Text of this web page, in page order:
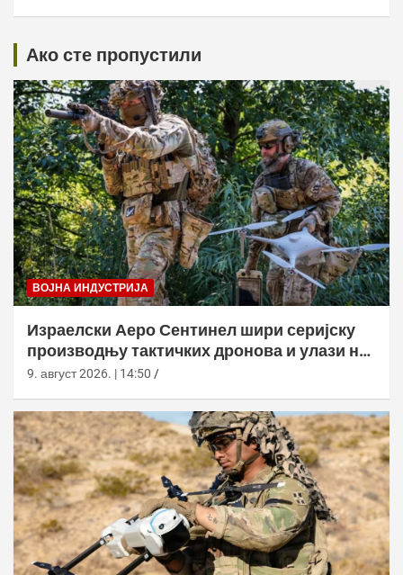
Ако сте пропустили
ВОЈНА ИНДУСТРИЈА
Израелски Аеро Сентинел шири серијску
производњу тактичких дронова и улази на
нова тржишта
9. август 2026. | 14:50